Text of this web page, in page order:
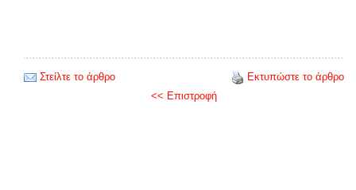
Στείλτε το άρθρο
Εκτυπώστε το άρθρο
<< Επιστροφή